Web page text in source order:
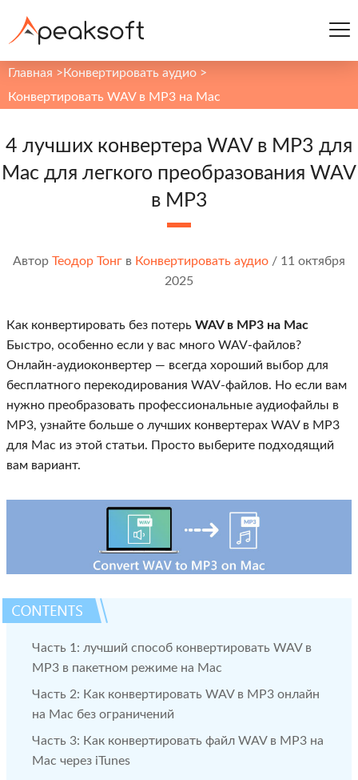
Главная > Конвертировать аудио >
Конвертировать WAV в MP3 на Mac
4 лучших конвертера WAV в MP3 для
Mac для легкого преобразования WAV
в MP3
Автор Теодор Тонг в Конвертировать аудио / 11 октября
2025
Как конвертировать без потерь WAV в MP3 на Mac
Быстро, особенно если у вас много WAV-файлов?
Онлайн-аудиоконвертер — всегда хороший выбор для
бесплатного перекодирования WAV-файлов. Но если вам
нужно преобразовать профессиональные аудиофайлы в
MP3, узнайте больше о лучших конвертерах WAV в MP3
для Mac из этой статьи. Просто выберите подходящий
вам вариант.
Часть 1: лучший способ конвертировать WAV в
MP3 в пакетном режиме на Mac
Часть 2: Как конвертировать WAV в MP3 онлайн
на Mac без ограничений
Часть 3: Как конвертировать файл WAV в MP3 на
Mac через iTunes